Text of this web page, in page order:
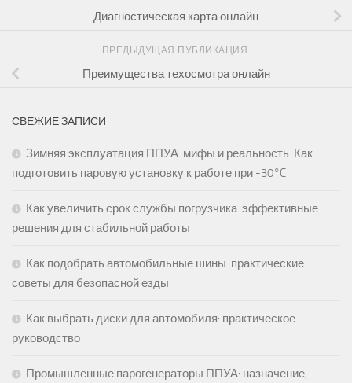
Диагностическая карта онлайн
ПРЕДЫДУЩАЯ ПУБЛИКАЦИЯ
Преимущества техосмотра онлайн
СВЕЖИЕ ЗАПИСИ
Зимняя эксплуатация ППУА: мифы и реальность. Как
подготовить паровую установку к работе при -30°C
Как увеличить срок службы погрузчика: эффективные
решения для стабильной работы
Как подобрать автомобильные шины: практические
советы для безопасной езды
Как выбрать диски для автомобиля: практическое
руководство
Промышленные парогенераторы ППУА: назначение,